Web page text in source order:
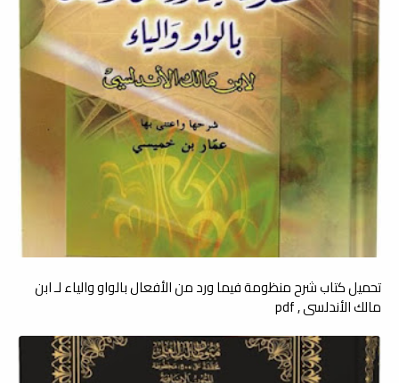
تحميل كتاب شرح منظومة فيما ورد من الأفعال بالواو والياء لـ ابن
مالك الأندلسي , pdf